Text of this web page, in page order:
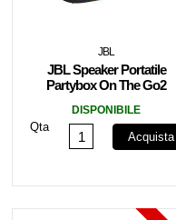
JBL
JBL Speaker Portatile
Partybox On The Go2
DISPONIBILE
Qta
Acquista